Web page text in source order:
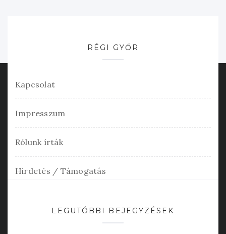
RÉGI GYŐR
Kapcsolat
Impresszum
Rólunk írták
Hirdetés / Támogatás
LEGUTÓBBI BEJEGYZÉSEK